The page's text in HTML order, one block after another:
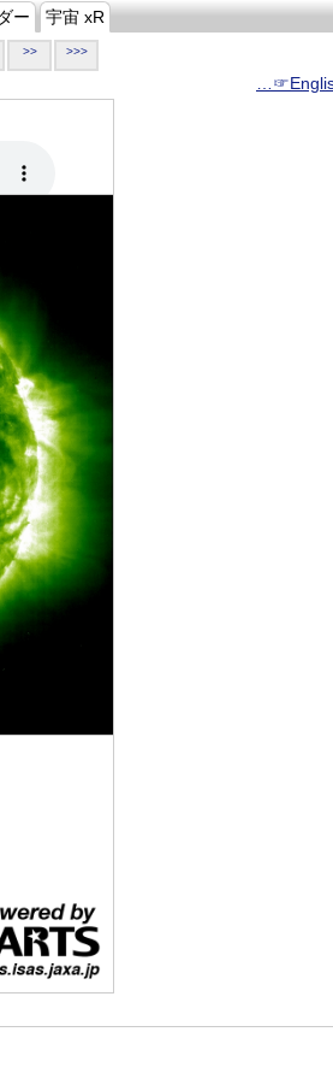
ー 宇宙 xR
>> >>>